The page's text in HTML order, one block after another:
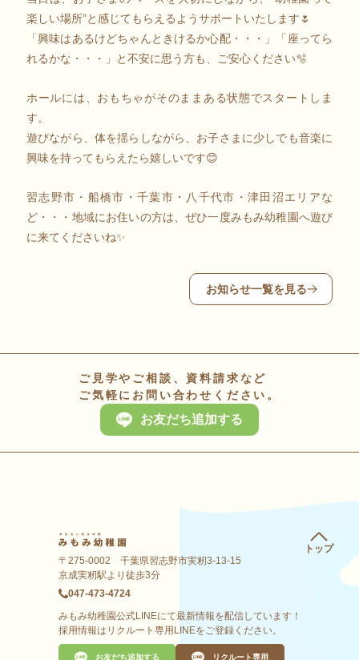
楽しい場所”と感じてもらえるようサポートいたします🌷
「興味はあるけどちゃんときけるか心配・・・」「座ってら
れるかな・・・」と不安に思う方も、ご安心ください🫧
ホールには、おもちゃがそのままある状態でスタートしま
す。
遊びながら、体を揺らしながら、お子さまに少しでも音楽に
興味を持ってもらえたら嬉しいです😊
習志野市・船橋市・千葉市・八千代市・津田沼エリアな
ど・・・地域にお住いの方は、ぜひ一度みもみ幼稚園へ遊び
に来てくださいね✨
お知らせ一覧を見る
ご見学やご相談、資料請求など
ご気軽にお問い合わせください。
お友だち追加する
〒275-0002 千葉県習志野市実籾3-13-15
京成実籾駅より徒歩3分
047-473-4724
みもみ幼稚園公式LINEにて最新情報を配信しています！
採用情報はリクルート専用LINEをご登録ください。
お友だち追加する リクルート専用
トップ